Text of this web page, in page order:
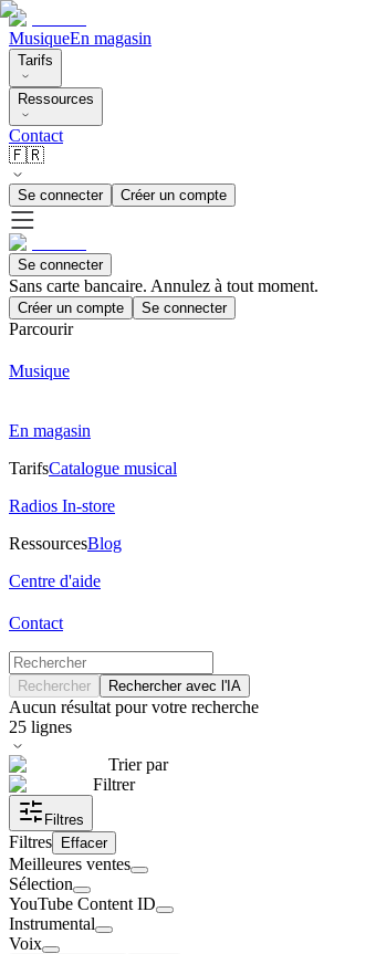
MusiqueEn magasin
Tarifs
Ressources
Contact
🇫🇷
Se connecter Créer un compte
Se connecter
Sans carte bancaire. Annulez à tout moment.
Créer un compte Se connecter
Parcourir
Musique
En magasin
TarifsCatalogue musical
Radios In-store
RessourcesBlog
Centre d'aide
Contact
Rechercher Rechercher avec l'IA
Aucun résultat pour votre recherche
25 lignes
Trier par
Filtrer
Filtres
Filtres Effacer
Meilleures ventes
Sélection
YouTube Content ID
Instrumental
Voix